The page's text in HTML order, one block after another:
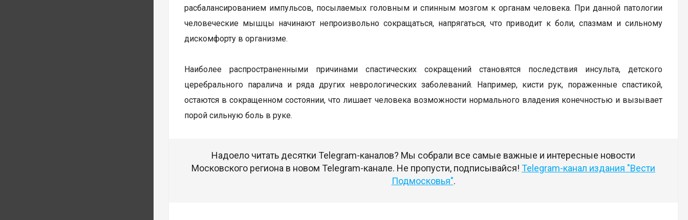
расбалансированием импульсов, посылаемых головным и спинным мозгом к органам человека. При данной патологии
человеческие мышцы начинают непроизвольно сокращаться, напрягаться, что приводит к боли, спазмам и сильному
дискомфорту в организме.
Наиболее распространенными причинами спастических сокращений становятся последствия инсульта, детского
церебрального паралича и ряда других неврологических заболеваний. Например, кисти рук, пораженные спастикой,
остаются в сокращенном состоянии, что лишает человека возможности нормального владения конечностью и вызывает
порой сильную боль в руке.
Надоело читать десятки Telegram-каналов? Мы собрали все самые важные и интересные новости
Московского региона в новом Telegram-канале. Не пропусти, подписывайся! Telegram-канал издания "Вести
Подмосковья".